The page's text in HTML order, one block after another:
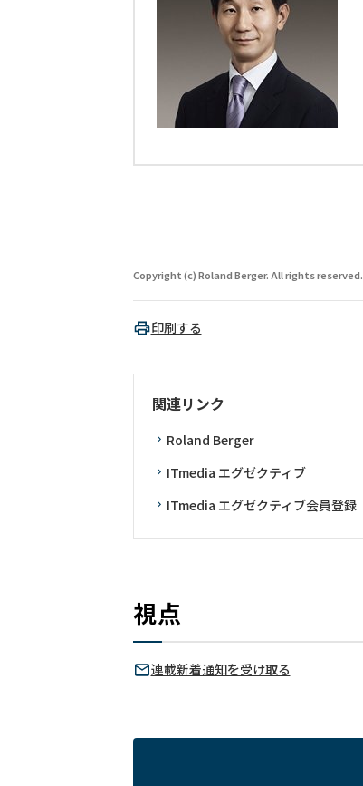
Copyright (c) Roland Berger. All rights reserved.
印刷する
関連リンク
Roland Berger
ITmedia エグゼクティブ
ITmedia エグゼクティブ会員登録
視点
連載新着通知を受け取る